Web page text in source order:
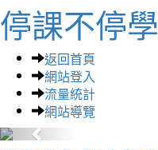
停課不停學
返回首頁
網站登入
流量統計
網站導覽